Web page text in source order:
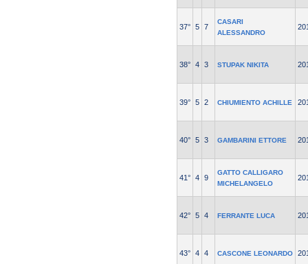
37° 5 7
CASARI
ALESSANDRO
38° 4 3 STUPAK NIKITA
39° 5 2 CHIUMIENTO ACHILLE
40° 5 3 GAMBARINI ETTORE
41° 4 9
GATTO CALLIGARO
MICHELANGELO
42° 5 4 FERRANTE LUCA
43° 4 4 CASCONE LEONARDO